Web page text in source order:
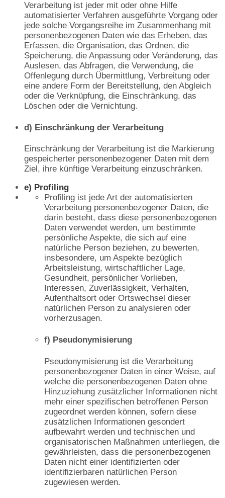
Verarbeitung ist jeder mit oder ohne Hilfe
automatisierter Verfahren ausgeführte Vorgang oder
jede solche Vorgangsreihe im Zusammenhang mit
personenbezogenen Daten wie das Erheben, das
Erfassen, die Organisation, das Ordnen, die
Speicherung, die Anpassung oder Veränderung, das
Auslesen, das Abfragen, die Verwendung, die
Offenlegung durch Übermittlung, Verbreitung oder
eine andere Form der Bereitstellung, den Abgleich
oder die Verknüpfung, die Einschränkung, das
Löschen oder die Vernichtung.
d) Einschränkung der Verarbeitung
Einschränkung der Verarbeitung ist die Markierung
gespeicherter personenbezogener Daten mit dem
Ziel, ihre künftige Verarbeitung einzuschränken.
e) Profiling
Profiling ist jede Art der automatisierten
Verarbeitung personenbezogener Daten, die
darin besteht, dass diese personenbezogenen
Daten verwendet werden, um bestimmte
persönliche Aspekte, die sich auf eine
natürliche Person beziehen, zu bewerten,
insbesondere, um Aspekte bezüglich
Arbeitsleistung, wirtschaftlicher Lage,
Gesundheit, persönlicher Vorlieben,
Interessen, Zuverlässigkeit, Verhalten,
Aufenthaltsort oder Ortswechsel dieser
natürlichen Person zu analysieren oder
vorherzusagen.
f) Pseudonymisierung
Pseudonymisierung ist die Verarbeitung
personenbezogener Daten in einer Weise, auf
welche die personenbezogenen Daten ohne
Hinzuziehung zusätzlicher Informationen nicht
mehr einer spezifischen betroffenen Person
zugeordnet werden können, sofern diese
zusätzlichen Informationen gesondert
aufbewahrt werden und technischen und
organisatorischen Maßnahmen unterliegen, die
gewährleisten, dass die personenbezogenen
Daten nicht einer identifizierten oder
identifizierbaren natürlichen Person
zugewiesen werden.